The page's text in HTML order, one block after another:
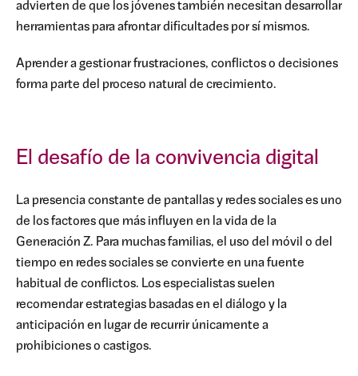
advierten de que los jóvenes también necesitan desarrollar
herramientas para afrontar dificultades por sí mismos.
Aprender a gestionar frustraciones, conflictos o decisiones
forma parte del proceso natural de crecimiento.
El desafío de la convivencia digital
La presencia constante de pantallas y redes sociales es uno
de los factores que más influyen en la vida de la
Generación Z. Para muchas familias, el uso del móvil o del
tiempo en redes sociales se convierte en una fuente
habitual de conflictos. Los especialistas suelen
recomendar estrategias basadas en el diálogo y la
anticipación en lugar de recurrir únicamente a
prohibiciones o castigos.